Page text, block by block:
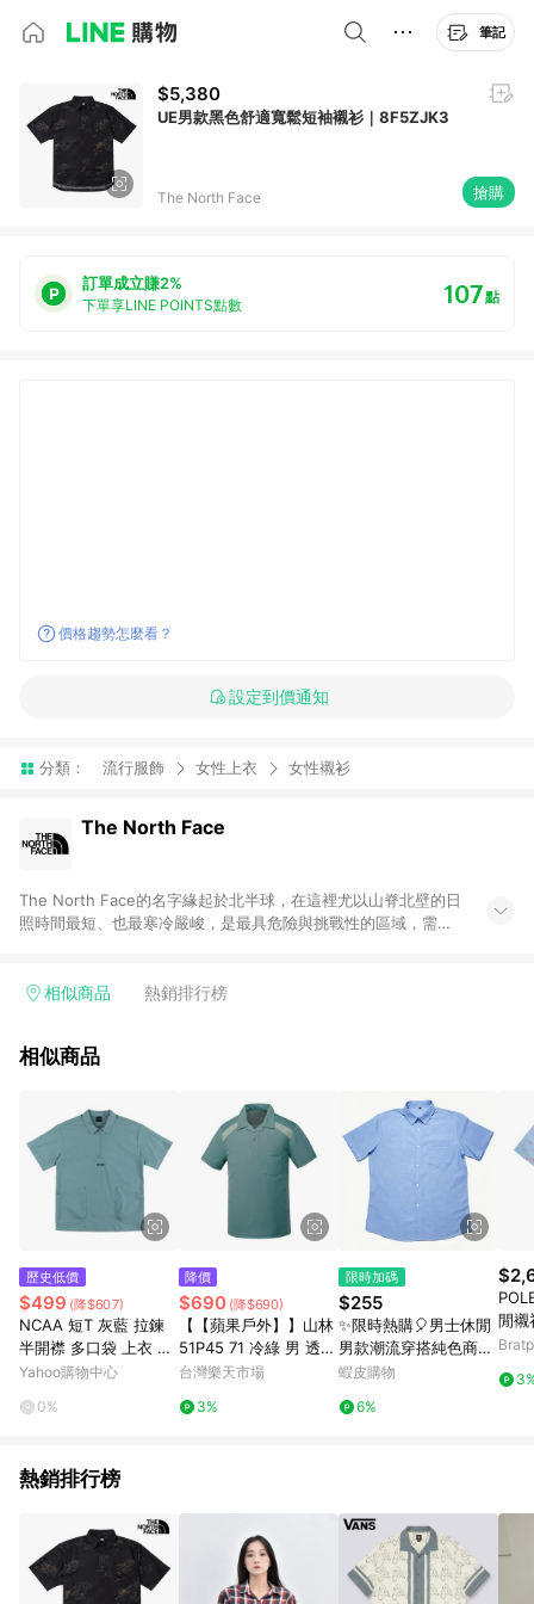
筆記
$5,380
UE男款黑色舒適寬鬆短袖襯衫｜8F5ZJK3
The North Face 搶購
訂單成立賺2%
下單享LINE POINTS點數 107點
價格趨勢怎麼看？
設定到價通知
分類： 流行服飾 女性上衣 女性襯衫
The North Face
The North Face的名字緣起於北半球，在這裡尤以山脊北壁的日
照時間最短、也最寒冷嚴峻，是最具危險與挑戰性的區域，需要
“探索永不停止Never Stop Exploring”也成為品牌永恆的精神口
專業戶外服飾與配備。在全球市場上，The North Face永遠都是
選，品牌在1976年便成立了品質控制實驗室，專門用於材料測
試，研發適合不同戶外環境、滿足各類需求的材質及面料；並且
每一件產品都需要經過嚴格的運動員實地測試、精進設計，至
今，The North Face代表著的不僅只是優良的裝備，更是人們走
出戶外或是從事惡劣苛刻的戶外探險時的最佳夥伴。 憑藉對戶外
運動的熱愛和極致的探索精神，The North Face不斷追求設計與
性能的極限，透過不斷的科技創新，提供更舒適安全的戶外裝
情的挑戰自我的極限；歷經跨越五十年的傳承發展，The North
Face探索故事仍在續寫。
相似商品 熱銷排行榜
相似商品
歷史低價
$499 (降$607)
NCAA 短T 灰藍 拉鍊
半開襟 多口袋 上衣 中
性 7325149181
Yahoo購物中心
0%
降價
$690 (降$690)
【【蘋果戶外】】山林
51P45 71 冷綠 男 透氣
排汗上衣 有領排汗衣 p
吸濕快乾 春夏 Mount
台灣樂天市場
3%
限時加碼
$255
✨限時熱購🎈男士休閒
男款潮流穿搭純色商務
休閒口袋夏季短袖襯衫
蝦皮購物
6%
閒襯
熱銷排行榜